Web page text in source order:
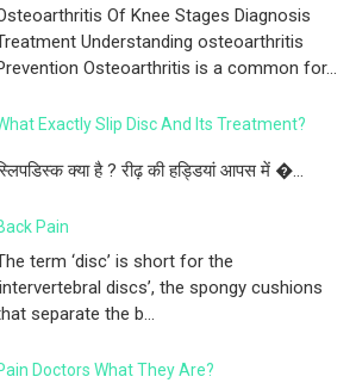
Of Knee Stages Diagnosis
Understanding osteoarthritis
Osteoarthritis is a common for...
Exactly Slip Disc And Its Treatment?
क्या है ? रीढ़ की हड्डियां आपस में �...
Pain
term ‘disc’ is short for the
discs’, the spongy cushions
separate the b...
Doctors What They Are?